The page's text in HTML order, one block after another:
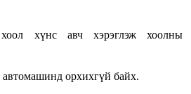
хоол хүнс авч хэрэглэж хоолны
автомашинд орхихгүй байх.